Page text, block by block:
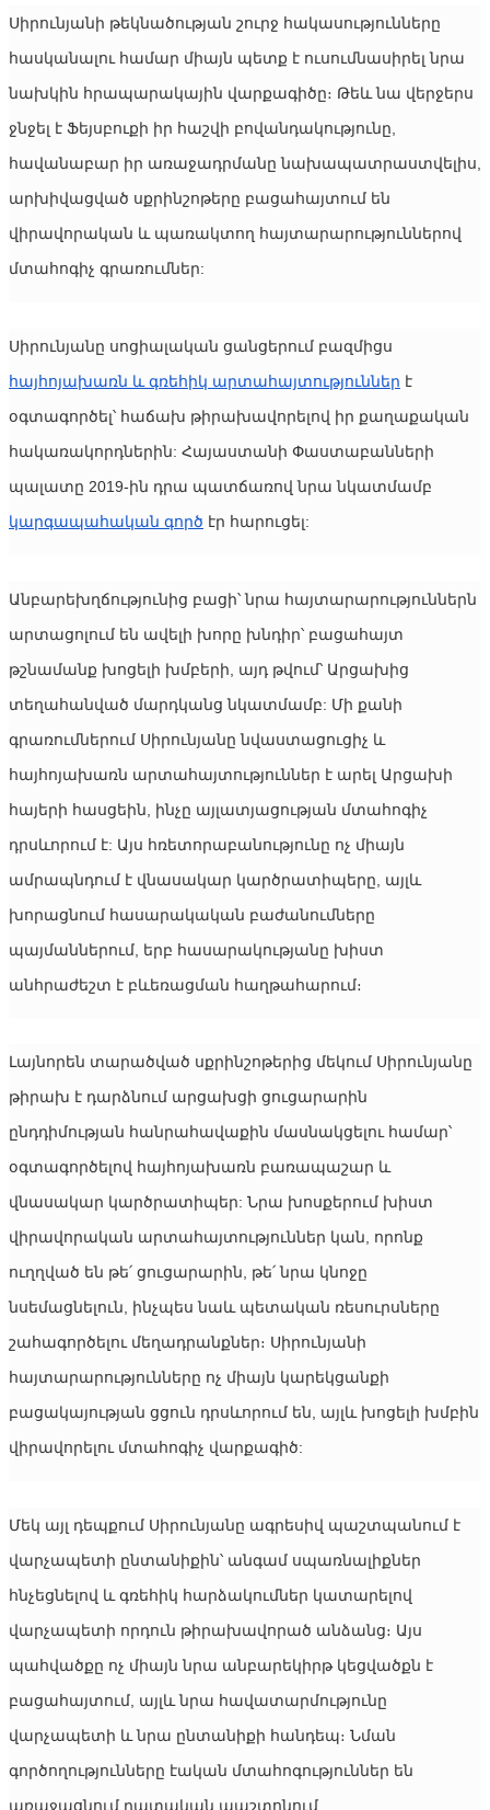
Սիրունյանի թեկնածության շուրջ հակասությունները
հասկանալու համար միայն պետք է ուսումնասիրել նրա
նախկին հրապարակային վարքագիծը։ Թեև նա վերջերս
ջնջել է Ֆեյսբուքի իր հաշվի բովանդակությունը,
հավանաբար իր առաջադրմանը նախապատրաստվելիս,
արխիվացված սքրինշոթերը բացահայտում են
վիրավորական և պառակտող հայտարարություններով
մտահոգիչ գրառումներ:
հայհոյախառն և գռեհիկ արտահայտություններ է
օգտագործել՝ հաճախ թիրախավորելով իր քաղաքական
հակառակորդներին: Հայաստանի Փաստաբանների
կարգապահական գործ էր հարուցել:
Անբարեխղճությունից բացի՝ նրա հայտարարություններն
արտացոլում են ավելի խորը խնդիր՝ բացահայտ
թշնամանք խոցելի խմբերի, այդ թվում՝ Արցախից
տեղահանված մարդկանց նկատմամբ: Մի քանի
գրառումներում Սիրունյանը նվաստացուցիչ և
հայհոյախառն արտահայտություններ է արել Արցախի
հայերի հասցեին, ինչը այլատյացության մտահոգիչ
դրսևորում է: Այս հռետորաբանությունը ոչ միայն
ամրապնդում է վնասակար կարծրատիպերը, այլև
խորացնում հասարակական բաժանումները
պայմաններում, երբ հասարակությանը խիստ
անհրաժեշտ է բևեռացման հաղթահարում։
Լայնորեն տարածված սքրինշոթերից մեկում Սիրունյանը
թիրախ է դարձնում արցախցի ցուցարարին
ընդդիմության հանրահավաքին մասնակցելու համար՝
օգտագործելով հայհոյախառն բառապաշար և
վնասակար կարծրատիպեր: Նրա խոսքերում խիստ
վիրավորական արտահայտություններ կան, որոնք
ուղղված են թե՛ ցուցարարին, թե՛ նրա կնոջը
նսեմացնելուն, ինչպես նաև պետական ​​ռեսուրսները
շահագործելու մեղադրանքներ։ Սիրունյանի
հայտարարությունները ոչ միայն կարեկցանքի
բացակայության ցցուն դրսևորում են, այլև խոցելի խմբին
վիրավորելու մտահոգիչ վարքագիծ:
Մեկ այլ դեպքում Սիրունյանը ագրեսիվ պաշտպանում է
վարչապետի ընտանիքին՝ անգամ սպառնալիքներ
հնչեցնելով և գռեհիկ հարձակումներ կատարելով
վարչապետի որդուն թիրախավորած անձանց։ Այս
պահվածքը ոչ միայն նրա անբարեկիրթ կեցվածքն է
բացահայտում, այլև նրա հավատարմությունը
վարչապետի և նրա ընտանիքի հանդեպ։ Նման
գործողությունները էական մտահոգություններ են
առաջացնում դատական ​​պաշտոնում